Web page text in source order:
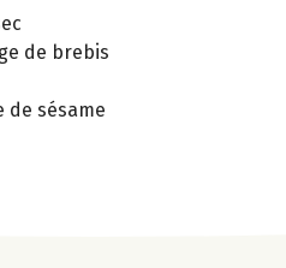
de brebis
de sésame